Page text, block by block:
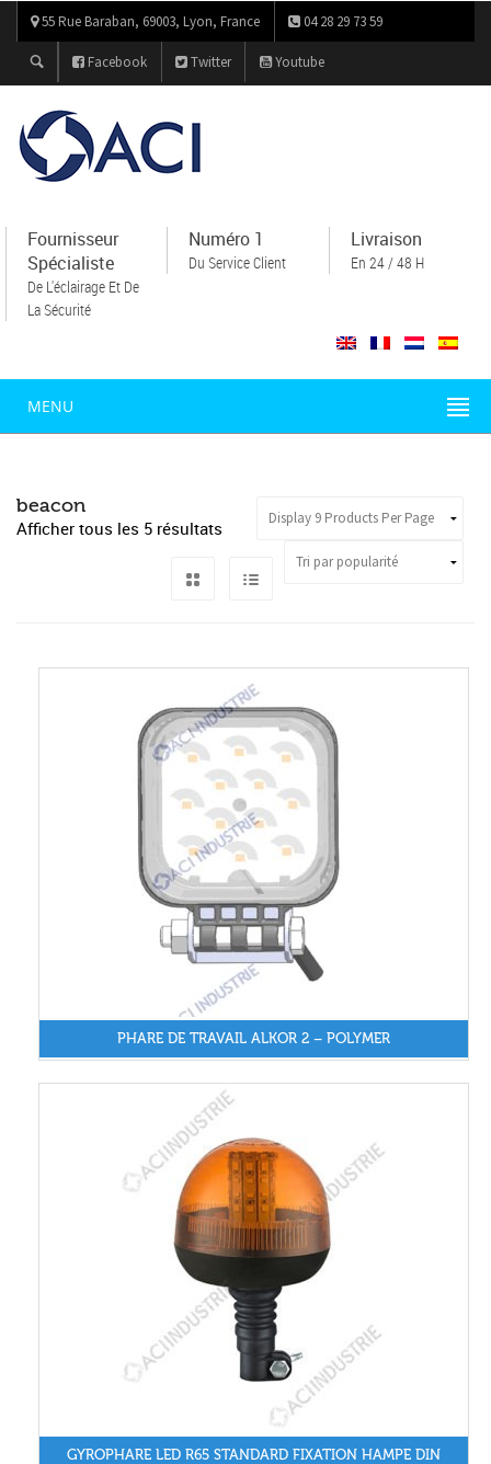
55 Rue Baraban, 69003, Lyon, France 04 28 29 73 59
Facebook Twitter Youtube
Fournisseur
Spécialiste
De L'éclairage Et De
La Sécurité
Numéro 1
Du Service Client
Livraison
En 24 / 48 H
MENU
beacon
Afficher tous les 5 résultats
PHARE DE TRAVAIL ALKOR 2 – POLYMER
GYROPHARE LED R65 STANDARD FIXATION HAMPE DIN